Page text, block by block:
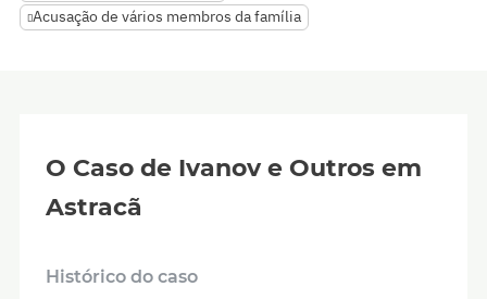
Acusação de vários membros da família
O Caso de Ivanov e Outros em
Astracã
Histórico do caso